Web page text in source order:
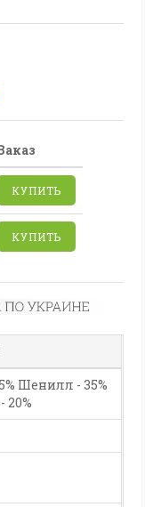
КУПИТЬ
КУПИТЬ
Шенилл - 35%
20%